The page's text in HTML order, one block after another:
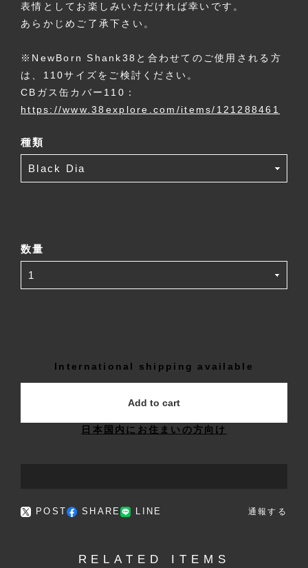
表情としてお楽しみいただければ幸いです。
あらかじめご了承下さい。
※NewBorn Shank38と合わせてのご使用される方
は、110サイズをご検討ください。
CBガス缶カバー110：
https://www.38explore.com/items/121288461
種類
数量
International shipping available
Add to cart
日本国内にお住まいの方向け
POST SHARE LINE 通報する
RELATED ITEMS